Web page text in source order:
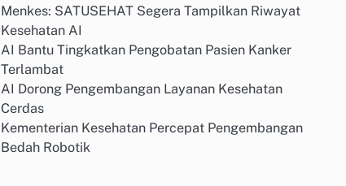
Menkes: SATUSEHAT Segera Tampilkan Riwayat
Kesehatan AI
AI Bantu Tingkatkan Pengobatan Pasien Kanker
Terlambat
AI Dorong Pengembangan Layanan Kesehatan
Cerdas
Kementerian Kesehatan Percepat Pengembangan
Bedah Robotik